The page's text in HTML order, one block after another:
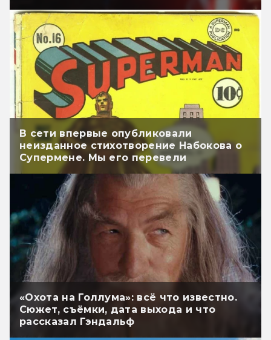
В сети впервые опубликовали
неизданное стихотворение Набокова о
Супермене. Мы его перевели
«Охота на Голлума»: всё что известно.
Сюжет, съёмки, дата выхода и что
рассказал Гэндальф